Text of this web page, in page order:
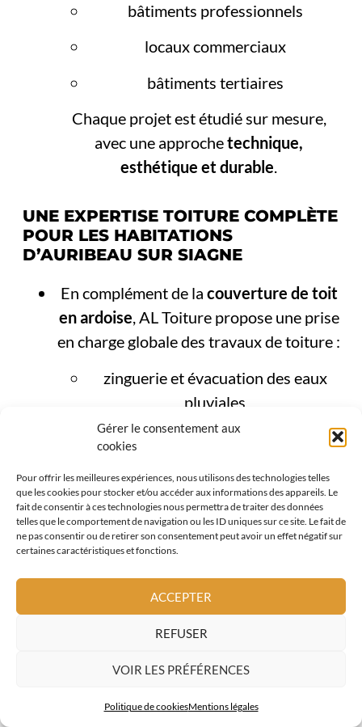
Gérer le consentement aux
cookies
Pour offrir les meilleures expériences, nous utilisons des technologies telles
que les cookies pour stocker et/ou accéder aux informations des appareils. Le
fait de consentir à ces technologies nous permettra de traiter des données
telles que le comportement de navigation ou les ID uniques sur ce site. Le fait de
ne pas consentir ou de retirer son consentement peut avoir un effet négatif sur
certaines caractéristiques et fonctions.
ACCEPTER
REFUSER
VOIR LES PRÉFÉRENCES
Politique de cookiesMentions légales
bâtiments professionnels
locaux commerciaux
bâtiments tertiaires
Chaque projet est étudié sur mesure,
avec une approchetechnique,
esthétique et durable.
UNE EXPERTISE TOITURE COMPLÈTE
POUR LES HABITATIONS
D’AURIBEAU SUR SIAGNE
En complément de la couverture de toit
en ardoise, AL Toiture propose une prise
en charge globale des travaux de toiture :
zinguerie et évacuation des eaux
pluviales
étanchéité toiture
fenêtres de toit
couverture métallique
tuiles terre cuite
façades et bardages bois
Cette approche globale est essentielle à
Auribeau sur Siagne, où la toiture joue un
rôle clé dans laprotection contre